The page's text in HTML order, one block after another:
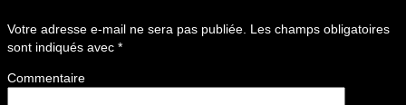
Votre adresse e-mail ne sera pas publiée. Les champs obligatoires
sont indiqués avec *
Commentaire